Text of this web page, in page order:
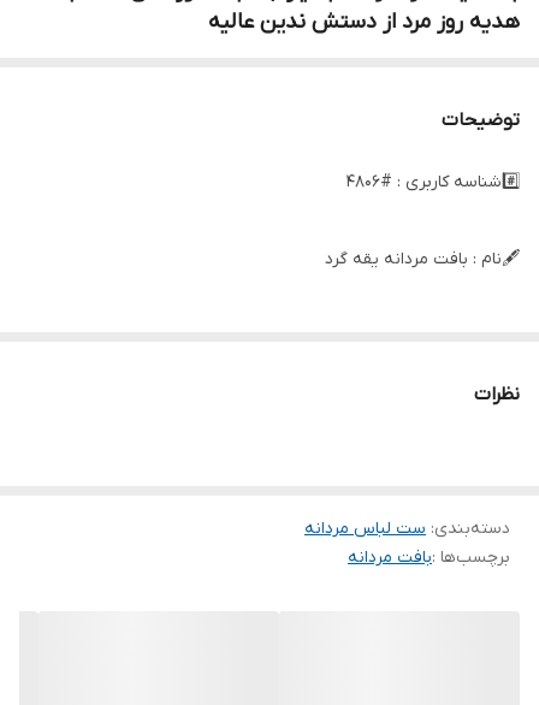
هدیه روز مرد از دستش ندین عالیه
توضیحات
#️⃣شناسه کاربری : #4806
🖋نام : بافت مردانه یقه گرد
🌈رنگ بندی : مشکی , سرمه_ای , زرشکی , طوسی , زغالی , سفید , سبز ,
📏سایزها : فریسایز ,
نظرات
دسته‌بندی: ست لباس مردانه
برچسب‌ها :بافت مردانه